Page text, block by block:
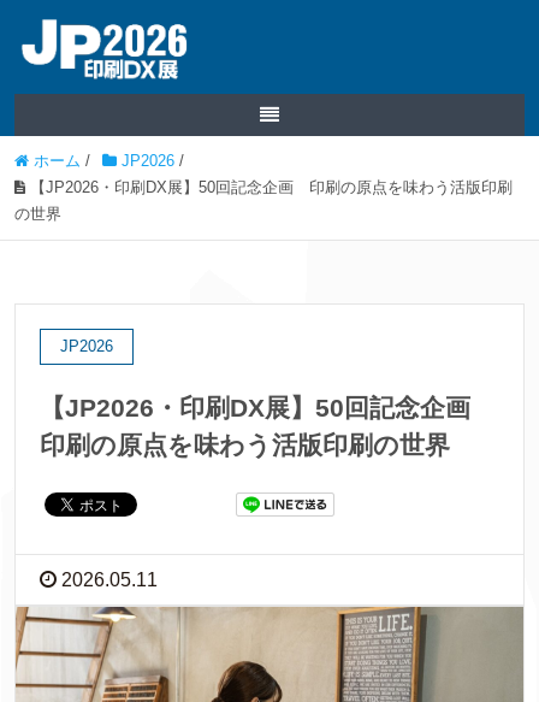
ホーム / JP2026 /
【JP2026・印刷DX展】50回記念企画 印刷の原点を味わう活版印刷
の世界
JP2026
【JP2026・印刷DX展】50回記念企画
印刷の原点を味わう活版印刷の世界
2026.05.11